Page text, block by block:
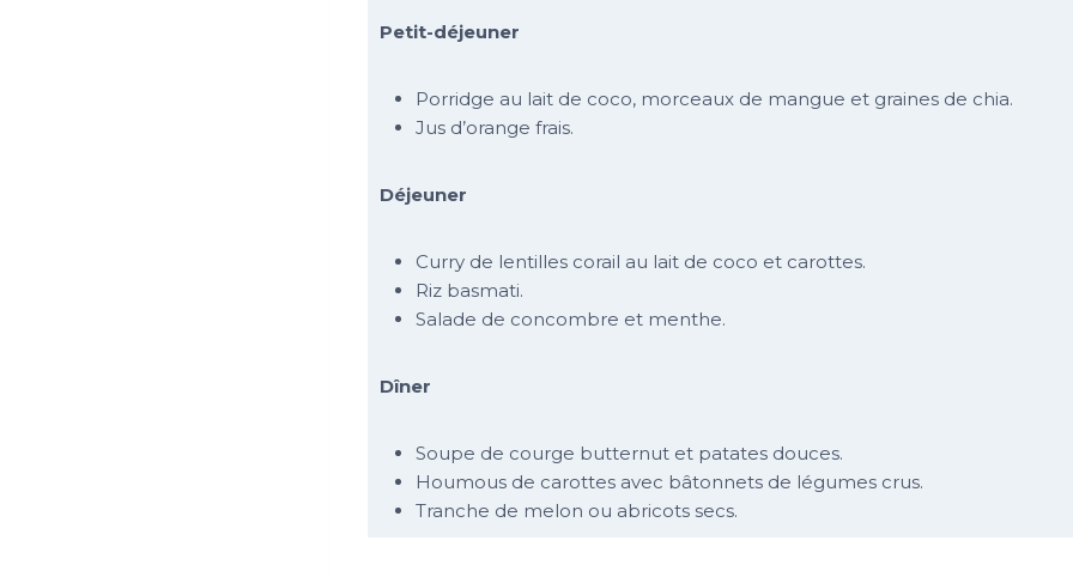
Petit-déjeuner
Porridge au lait de coco, morceaux de mangue et graines de chia.
Jus d’orange frais.
Déjeuner
Curry de lentilles corail au lait de coco et carottes.
Riz basmati.
Salade de concombre et menthe.
Dîner
Soupe de courge butternut et patates douces.
Houmous de carottes avec bâtonnets de légumes crus.
Tranche de melon ou abricots secs.